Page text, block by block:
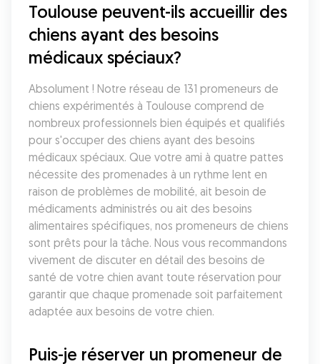
Toulouse peuvent-ils accueillir des
chiens ayant des besoins
médicaux spéciaux?
Absolument ! Notre réseau de 131 promeneurs de
chiens expérimentés à Toulouse comprend de
nombreux professionnels bien équipés et qualifiés
pour s'occuper des chiens ayant des besoins
médicaux spéciaux. Que votre ami à quatre pattes
nécessite des promenades à un rythme lent en
raison de problèmes de mobilité, ait besoin de
médicaments administrés ou ait des besoins
alimentaires spécifiques, nos promeneurs de chiens
sont prêts pour la tâche. Nous vous recommandons
vivement de discuter en détail des besoins de
santé de votre chien avant toute réservation pour
garantir que chaque promenade soit parfaitement
adaptée aux besoins de votre chien.
Puis-je réserver un promeneur de